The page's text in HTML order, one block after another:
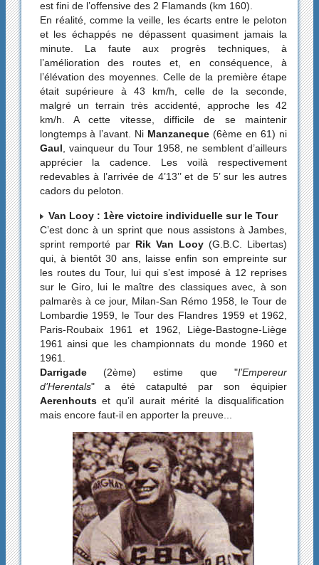
est fini de l’offensive des 2 Flamands (km 160).
En réalité, comme la veille, les écarts entre le peloton
et les échappés ne dépassent quasiment jamais la
minute. La faute aux progrès techniques, à
l’amélioration des routes et, en conséquence, à
l’élévation des moyennes. Celle de la première étape
était supérieure à 43 km/h, celle de la seconde,
malgré un terrain très accidenté, approche les 42
km/h. A cette vitesse, difficile de se maintenir
longtemps à l’avant. Ni Manzaneque (6ème en 61) ni
Gaul, vainqueur du Tour 1958, ne semblent d’ailleurs
apprécier la cadence. Les voilà respectivement
redevables à l’arrivée de 4’13’’ et de 5’ sur les autres
cadors du peloton.
Van Looy : 1ère victoire individuelle sur le Tour
C’est donc à un sprint que nous assistons à Jambes,
sprint remporté par Rik Van Looy (G.B.C. Libertas)
qui, à bientôt 30 ans, laisse enfin son empreinte sur
les routes du Tour, lui qui s’est imposé à 12 reprises
sur le Giro, lui le maître des classiques avec, à son
palmarès à ce jour, Milan-San Rémo 1958, le Tour de
Lombardie 1959, le Tour des Flandres 1959 et 1962,
Paris-Roubaix 1961 et 1962, Liège-Bastogne-Liège
1961 ainsi que les championnats du monde 1960 et
1961.
Darrigade(2ème) estime que "l’Empereur
d’Herentals" a été catapulté par son équipier
Aerenhoutset qu’il aurait mérité la disqualification
mais encore faut-il en apporter la preuve...